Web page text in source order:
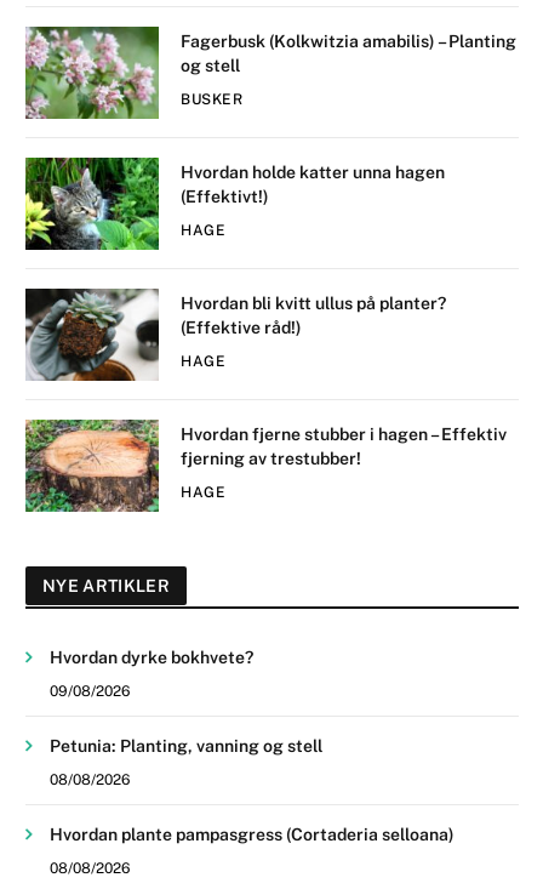
Fagerbusk (Kolkwitzia amabilis) – Planting
og stell
BUSKER
Hvordan holde katter unna hagen
(Effektivt!)
HAGE
Hvordan bli kvitt ullus på planter?
(Effektive råd!)
HAGE
Hvordan fjerne stubber i hagen – Effektiv
fjerning av trestubber!
HAGE
NYE ARTIKLER
Hvordan dyrke bokhvete?
09/08/2026
Petunia: Planting, vanning og stell
08/08/2026
Hvordan plante pampasgress (Cortaderia selloana)
08/08/2026